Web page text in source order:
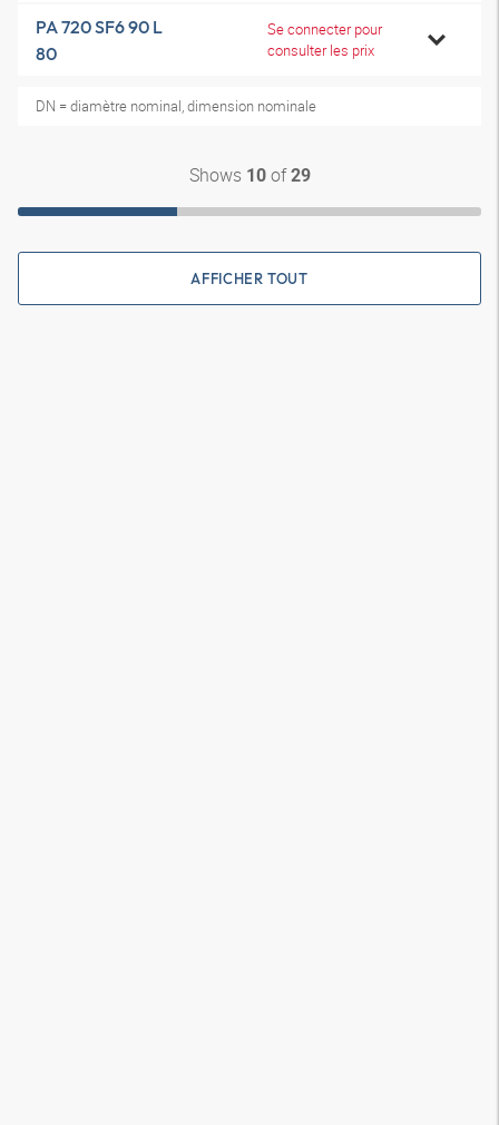
PA 720 SF6 90 L
80
Se connecter pour
consulter les prix
DN = diamètre nominal, dimension nominale
Shows 10of29
AFFICHER TOUT